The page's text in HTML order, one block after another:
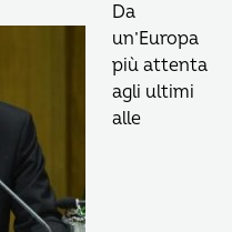
Da
un’Europa
più attenta
agli ultimi
alle